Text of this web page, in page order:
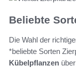
Beliebte
Die Wahl der
*beliebte Sorten
Kübelpflanzen